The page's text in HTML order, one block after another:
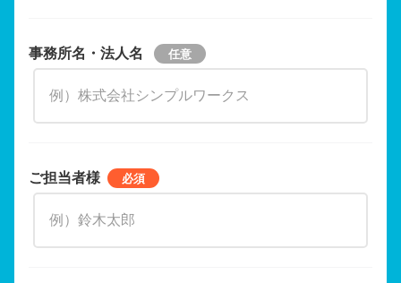
事務所名・法人名
ご担当者様